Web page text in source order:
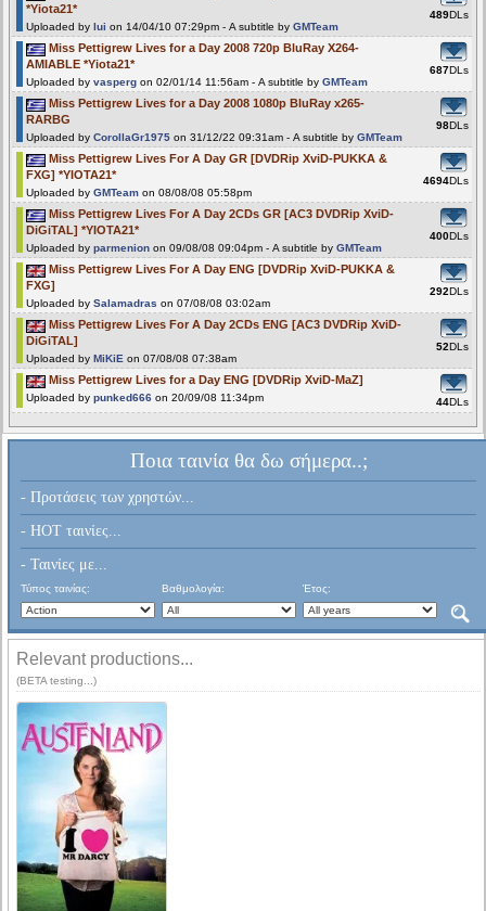
*Yiota21*
Uploaded by lui on 14/04/10 07:29pm - A subtitle by GMTeam
489DLs
Miss Pettigrew Lives for a Day 2008 720p BluRay X264-
AMIABLE *Yiota21*
Uploaded by vasperg on 02/01/14 11:56am - A subtitle by GMTeam
687DLs
Miss Pettigrew Lives for a Day 2008 1080p BluRay x265-
RARBG
Uploaded by CorollaGr1975 on 31/12/22 09:31am - A subtitle by GMTeam
98DLs
Miss Pettigrew Lives For A Day GR [DVDRip XviD-PUKKA &
FXG] *YIOTA21*
Uploaded by GMTeam on 08/08/08 05:58pm
4694DLs
Miss Pettigrew Lives For A Day 2CDs GR [AC3 DVDRip XviD-
DiGiTAL] *YIOTA21*
Uploaded by parmenion on 09/08/08 09:04pm - A subtitle by GMTeam
400DLs
Miss Pettigrew Lives For A Day ENG [DVDRip XviD-PUKKA &
FXG]
Uploaded by Salamadras on 07/08/08 03:02am
292DLs
Miss Pettigrew Lives For A Day 2CDs ENG [AC3 DVDRip XviD-
DiGiTAL]
Uploaded by MiKiE on 07/08/08 07:38am
52DLs
Miss Pettigrew Lives for a Day ENG [DVDRip XviD-MaZ]
Uploaded by punked666 on 20/09/08 11:34pm 44DLs
Ποια ταινία θα δω σήμερα..;
- Προτάσεις των χρηστών...
- HOT ταινίες...
- Ταινίες με...
Τύπος ταινίας: Βαθμολογία: Έτος:
Relevant productions...
(BETA testing...)